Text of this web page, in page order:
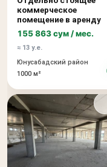
коммерческое
помещение в аренду
155 863 сум / мес.
≈ 13 у.е.
Юнусабадский район
1000 м²